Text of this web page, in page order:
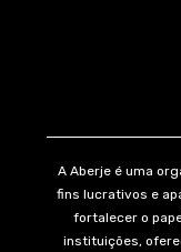
A Aberje é uma
fins lucrativos e
fortalecer o
instituições,